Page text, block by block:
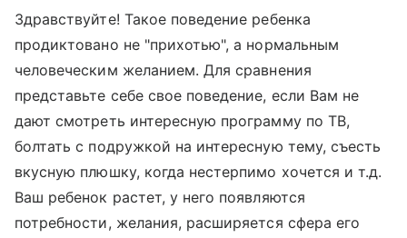
Здравствуйте! Такое поведение ребенка
продиктовано не "прихотью", а нормальным
человеческим желанием. Для сравнения
представьте себе свое поведение, если Вам не
дают смотреть интересную программу по ТВ,
болтать с подружкой на интересную тему, съесть
вкусную плюшку, когда нестерпимо хочется и т.д.
Ваш ребенок растет, у него появляются
потребности, желания, расширяется сфера его